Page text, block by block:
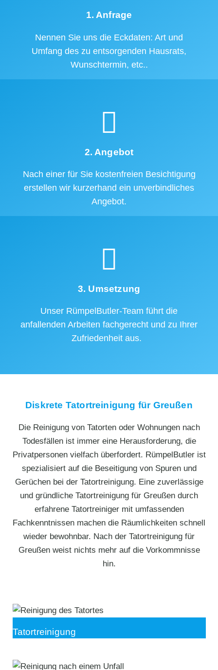
1. Anfrage
Nennen Sie uns die Eckdaten: Art und
Umfang des zu entsorgenden Hausrats,
Wunschtermin, etc..
2. Angebot
Nach einer für Sie kostenfreien Besichtigung
erstellen wir kurzerhand ein unverbindliches
Angebot.
3. Umsetzung
Unser RümpelButler-Team führt die
anfallenden Arbeiten fachgerecht und zu Ihrer
Zufriedenheit aus.
Diskrete Tatortreinigung für Greußen
Die Reinigung von Tatorten oder Wohnungen nach
Todesfällen ist immer eine Herausforderung, die
Privatpersonen vielfach überfordert. RümpelButler ist
spezialisiert auf die Beseitigung von Spuren und
Gerüchen bei der Tatortreinigung. Eine zuverlässige
und gründliche Tatortreinigung für Greußen durch
erfahrene Tatortreiniger mit umfassenden
Fachkenntnissen machen die Räumlichkeiten schnell
wieder bewohnbar. Nach der Tatortreinigung für
Greußen weist nichts mehr auf die Vorkommnisse
hin.
Tatortreinigung